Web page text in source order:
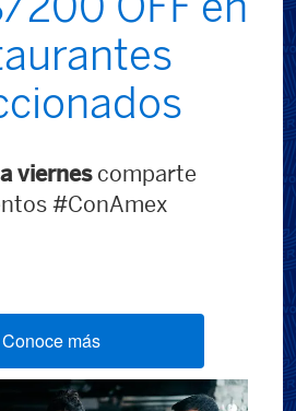
viernescomparte
#ConAmex
Conoce más